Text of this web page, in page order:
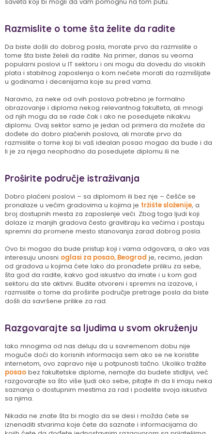
saveta koji bi mogli da vam pomognu na tom putu.
Razmislite o tome šta želite da radite
Da biste došli do dobrog posla, morate prvo da razmislite o
tome šta biste želeli da radite. Na primer, danas su veoma
popularni poslovi u IT sektoru i oni mogu da dovedu do visokih
plata i stabilnog zaposlenja o kom nećete morati da razmišljate
u godinama i decenijama koje su pred vama.
Naravno, za neke od ovih poslova potrebno je formalno
obrazovanje i diploma nekog relevantnog fakulteta, ali mnogi
od njih mogu da se rade čak i ako ne posedujete nikakvu
diplomu. Ovaj sektor samo je jedan od primera da možete da
dođete do dobro plaćenih poslova, ali morate prvo da
razmislite o tome koji bi vaš idealan posao mogao da bude i da
li je za njega neophodno da posedujete diplomu ili ne.
Proširite područje istraživanja
Dobro plaćeni poslovi – sa diplomom ili bez nje – češće se
pronalaze u većim gradovima u kojima je tržište složenije, a
broj dostupnih mesta za zaposlenje veći. Zbog toga ljudi koji
dolaze iz manjih gradova često gravitiraju ka većima i postaju
spremni da promene mesto stanovanja zarad dobrog posla.
Ovo bi mogao da bude pristup koji i vama odgovara, a ako vas
interesuju unosni oglasi za posao, Beograd je, recimo, jedan
od gradova u kojima ćete lako da pronađete priliku za sebe,
šta god da radite, kakvo god iskustvo da imate i u kom god
sektoru da ste aktivni. Budite otvoreni i spremni na izazove, i
razmislite o tome da proširite područje pretrage posla da biste
došli da savršene prilike za rad.
Razgovarajte sa ljudima u svom okruženju
Iako mnogima od nas deluju da u savremenom dobu nije
moguće doći do korisnih informacija sem ako se ne koristite
internetom, ovo zapravo nije u potpunosti tačno. Ukoliko tražite
posao bez fakultetske diplome, nemojte da budete stidljivi, već
razgovarajte sa što više ljudi oko sebe, pitajte ih da li imaju neka
saznanja o dostupnim mestima za rad i podelite svoja iskustva
sa njima.
Nikada ne znate šta bi moglo da se desi i možda ćete se
iznenaditi stvarima koje ćete da saznate i informacijama do